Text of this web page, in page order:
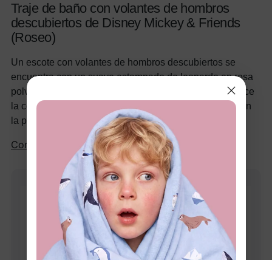
Traje de baño con volantes de hombros
descubiertos de Disney Mickey & Friends
(Roseo)
Un escote con volantes de hombros descubiertos se
encuentra con un suave estampado de leopardo en rosa
polvoriento. Estilo moderno para toddlers que aún ofrece
la cobertura completa que quieres para un día entero en
la piscina.
Comprar ahora